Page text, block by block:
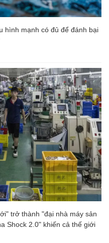
hình mạnh có đủ để đánh bại
trở thành "đại nhà máy sản
Shock 2.0" khiến cả thế giới